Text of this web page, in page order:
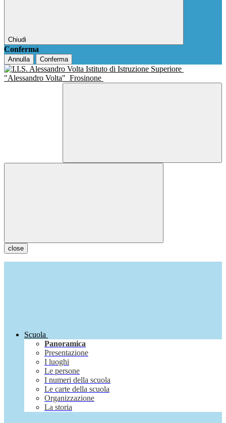
Chiudi
Conferma
Annulla Conferma
Istituto di Istruzione Superiore
"Alessandro Volta" Frosinone
close
Scuola
Panoramica
Presentazione
I luoghi
Le persone
I numeri della scuola
Le carte della scuola
Organizzazione
La storia